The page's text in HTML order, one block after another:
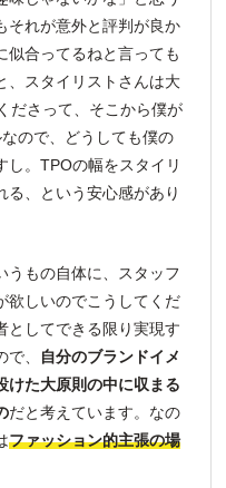
それが意外と評判が良か
似合ってるねと言っても
、スタイリストさんは大
ださって、そこから僕が
ので、どうしても僕の
し。TPOの幅をスタイリ
る、という安心感があり
うもの自体に、スタッフ
欲しいのでこうしてくだ
としてできる限り実現す
、
自分のブランドイメ
けた大原則の中に収まる
だと考えています。なの
ファッション的主張の場